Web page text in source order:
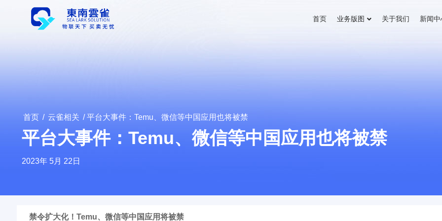
首页 业务版图 关于我们 新闻中
首页 / 云雀相关 / 平台大事件：Temu、微信等中国应用也将被禁
平台大事件：Temu、微信等中国应用也将被禁
2023年 5月 22日
禁令扩大化！Temu、微信等中国应用将被禁